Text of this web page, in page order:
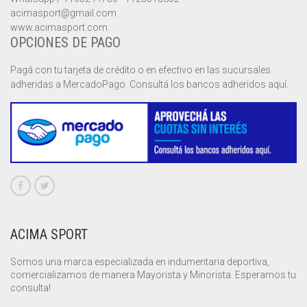
MUSCULOSAS
REMERAS
MANGA CORTA
SIN MANGAS
SHORTS
SHORT DEPORTIVO
MUSCULOSAS
REMERAS
SHORTS
CAMPERAS
MUSCULOSAS
PANTALONES
SHORTS
acimasport@gmail.com
www.acimasport.com
OPCIONES DE PAGO
Pagá con tu tarjeta de crédito o en efectivo en las sucursales
adheridas a MercadoPago. Consultá los bancos adheridos aquí.
ACIMA SPORT
Somos una marca especializada en indumentaria deportiva,
comercializamos de manera Mayorista y Minorista. Esperamos tu
consulta!